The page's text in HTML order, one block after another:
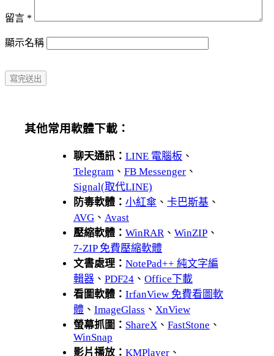
留言 *
顯示名稱
其他常用軟體下載：
聊天通訊： LINE 電腦板 、
Telegram 、 FB Messenger 、
Signal(取代LINE)
防毒軟體： 小紅傘 、 卡巴斯基 、
AVG 、 Avast
壓縮軟體： WinRAR 、 WinZIP 、
7-ZIP 免費壓縮軟體
文書處理： NotePad++ 純文字編
輯器 、 PDF24 、 Office下載
看圖軟體： IrfanView 免費看圖軟
體 、 ImageGlass 、 XnView
螢幕抓圖： ShareX 、 FastStone 、
WinSnap
影片播放： KMPlayer 、